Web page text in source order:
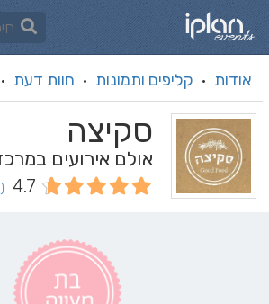
אודות · קליפים ותמונות · חוות דעת ·
סקיצה
אולם אירועים
4.7
(164)